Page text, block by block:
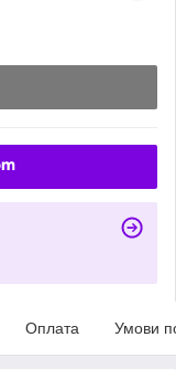
Оплата Умови